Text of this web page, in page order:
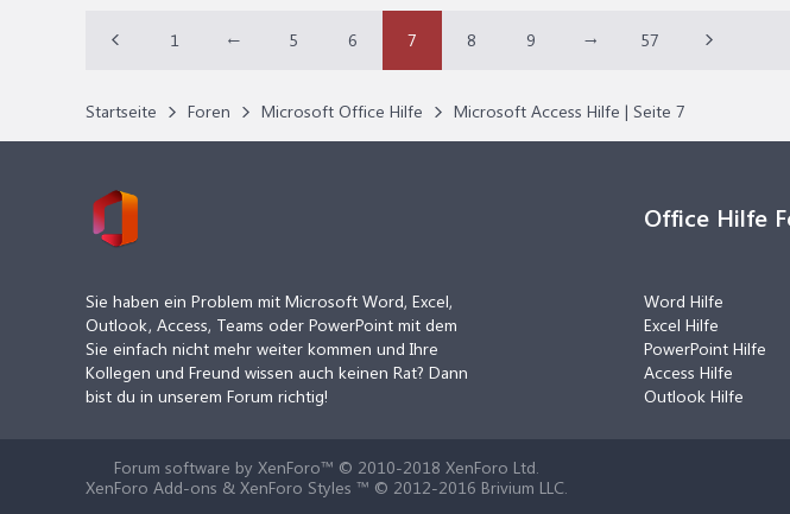
1 ← 5 6 7 8 9 → 57
Startseite Foren Microsoft Office Hilfe Microsoft Access Hilfe | Seite 7
Sie haben ein Problem mit Microsoft Word, Excel,
Outlook, Access, Teams oder PowerPoint mit dem
Sie einfach nicht mehr weiter kommen und Ihre
Kollegen und Freund wissen auch keinen Rat? Dann
bist du in unserem Forum richtig!
Office Hilfe
Word Hilfe
Excel Hilfe
PowerPoint Hilfe
Access Hilfe
Outlook Hilfe
Forum software by XenForo™ © 2010-2018 XenForo Ltd.
XenForo Add-ons & XenForo Styles ™ © 2012-2016 Brivium LLC.